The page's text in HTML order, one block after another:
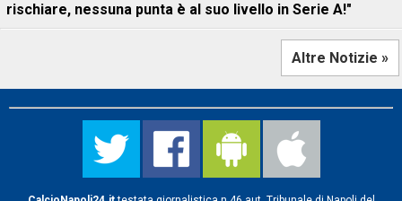
rischiare, nessuna punta è al suo livello in Serie A!"
Altre Notizie »